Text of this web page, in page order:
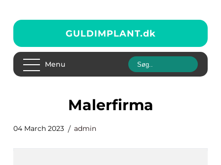
GULDIMPLANT.dk
Menu
Malerfirma
04 March 2023 admin